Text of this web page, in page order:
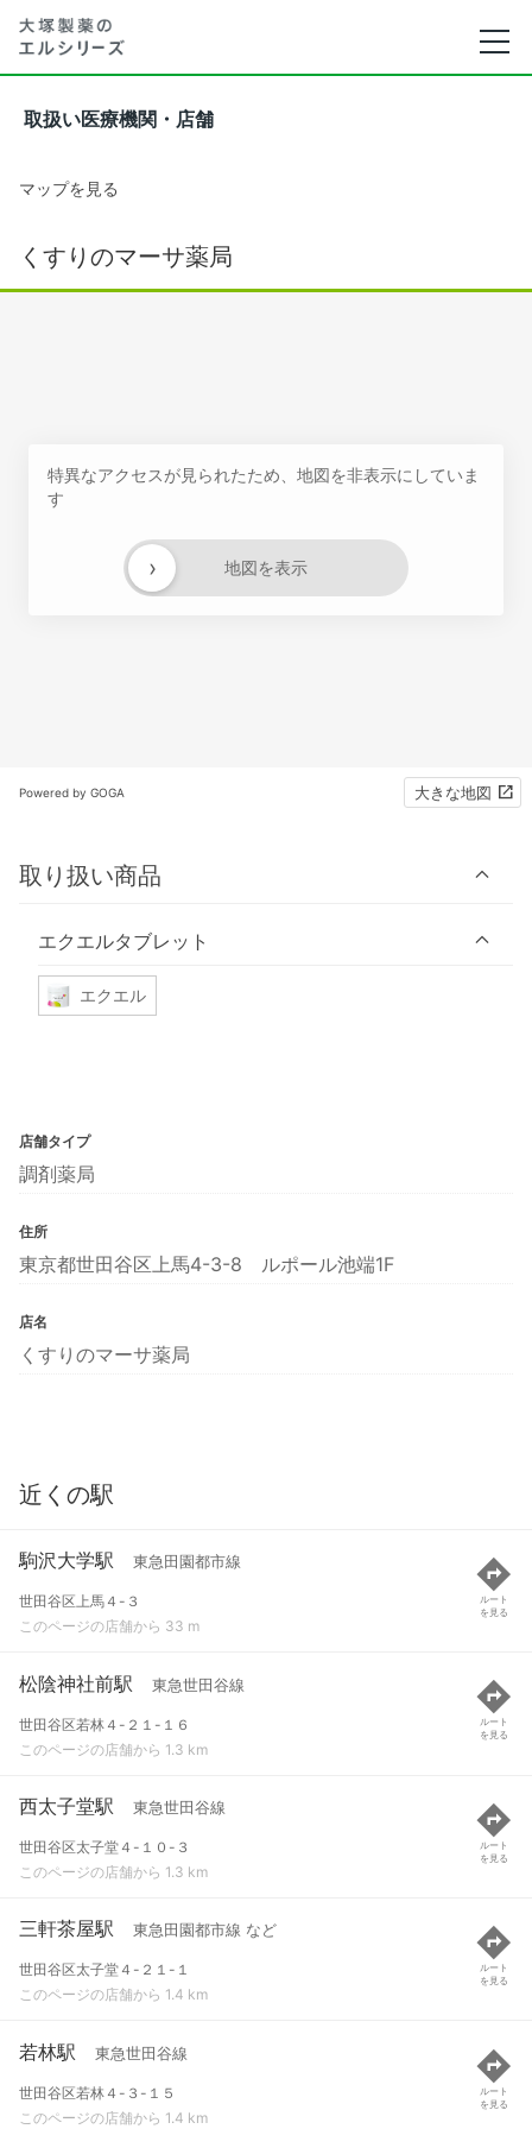
取扱い医療機関・店舗
マップを見る
くすりのマーサ薬局
特異なアクセスが見られたため、地図を非表示にしていま
す
地図を表示
›
Powered by GOGA 大きな地図
取り扱い商品
エクエルタブレット
エクエル
店舗タイプ
調剤薬局
住所
東京都世田谷区上馬4-3-8 ルポール池端1F
店名
くすりのマーサ薬局
近くの駅
駒沢大学駅 東急田園都市線
世田谷区上馬４-３
このページの店舗から 33 m
ルート
を見る
松陰神社前駅 東急世田谷線
世田谷区若林４-２１-１６
このページの店舗から 1.3 km
ルート
を見る
西太子堂駅 東急世田谷線
世田谷区太子堂４-１０-３
このページの店舗から 1.3 km
ルート
を見る
三軒茶屋駅 東急田園都市線 など
世田谷区太子堂４-２１-１
このページの店舗から 1.4 km
ルート
を見る
若林駅 東急世田谷線
世田谷区若林４-３-１５
このページの店舗から 1.4 km
ルート
を見る